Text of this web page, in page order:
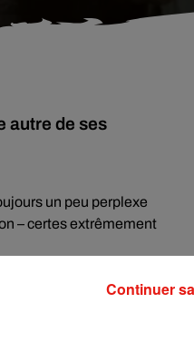
autre de ses
un peu perplexe
– certes extrêmement
apparitions spectrales
Continuer